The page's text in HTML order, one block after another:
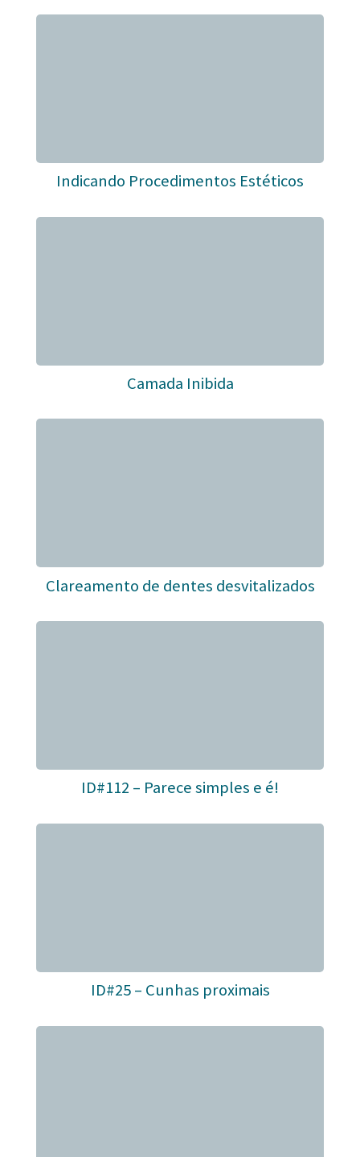
Indicando Procedimentos Estéticos
Camada Inibida
Clareamento de dentes desvitalizados
ID#112 – Parece simples e é!
ID#25 – Cunhas proximais